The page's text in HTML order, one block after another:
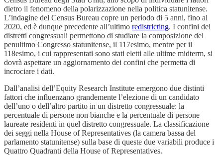
dietro il fenomeno della polarizzazione nella politica statunitense.
L’indagine del Census Bureau copre un periodo di 5 anni, fino al
2020, ed è dunque precedente all’ultimo redistricting. I confini dei
distretti congressuali permettono di studiare la composizione del
penultimo Congresso statunitense, il 117esimo, mentre per il
118esimo, i cui rappresentati sono stati eletti alle ultime midterm, si
dovrà aspettare un aggiornamento dei confini che permetta di
incrociare i dati.
Dall’analisi dell’Equity Research Institute emergono due distinti
fattori che influenzano grandemente l’elezione di un candidato
dell’uno o dell’altro partito in un distretto congressuale: la
percentuale di persone non bianche e la percentuale di persone
laureate residenti in quel distretto congressuale. La classificazione
dei seggi nella House of Representatives (la camera bassa del
parlamento statunitense) sulla base di queste due variabili produce i
Quattro Quadranti della House of Representatives.